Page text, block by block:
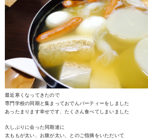
最近寒くなってきたので
専門学校の同期と集まっておでんパーティーをしました
あったまります幸せです、たくさん食べてしまいました
久しぶりに会った同期達に
太ももが太い、お腹が太い、とのご指摘をいただいて